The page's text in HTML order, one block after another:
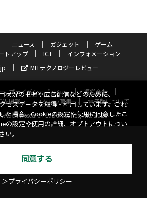
ニュース ガジェット
ゲーム
トアップ ICT
インフォメーション
MITテクノロジーレビュー
プライバシーポリシー
運営会社
告掲載 スタッフ募集
電子版について
ASCII Research Laboratories, Inc. 2026
状況の把握や広告配信などのために、
セスデータを取得・利用しています。これ
た場合、Cookieの設定や使用に同意したこ
の設定や使用の詳細、オプトアウトについ
い。
同意する
＞プライバシーポリシー